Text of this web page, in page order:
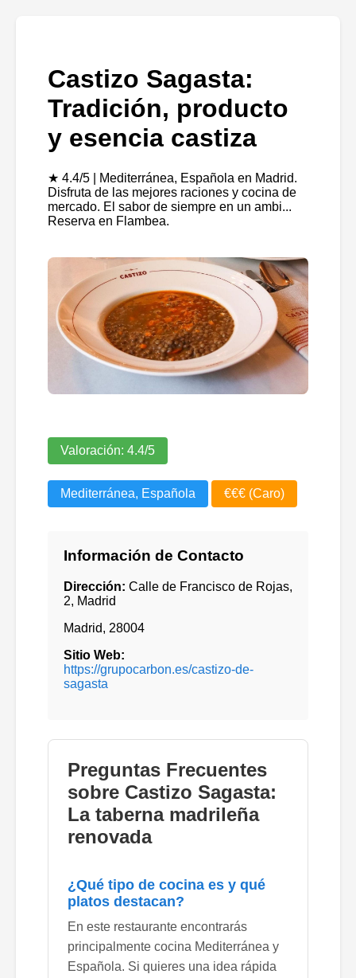
Castizo Sagasta:
Tradición, producto
y esencia castiza
★ 4.4/5 | Mediterránea, Española en Madrid.
Disfruta de las mejores raciones y cocina de
mercado. El sabor de siempre en un ambi...
Reserva en Flambea.
Valoración: 4.4/5
Mediterránea, Española €€€ (Caro)
Información de Contacto
Dirección: Calle de Francisco de Rojas,
2, Madrid
Madrid, 28004
Sitio Web:
https://grupocarbon.es/castizo-de-
sagasta
Preguntas Frecuentes
sobre Castizo Sagasta:
La taberna madrileña
renovada
¿Qué tipo de cocina es y qué
platos destacan?
En este restaurante encontrarás
principalmente cocina Mediterránea y
Española. Si quieres una idea rápida